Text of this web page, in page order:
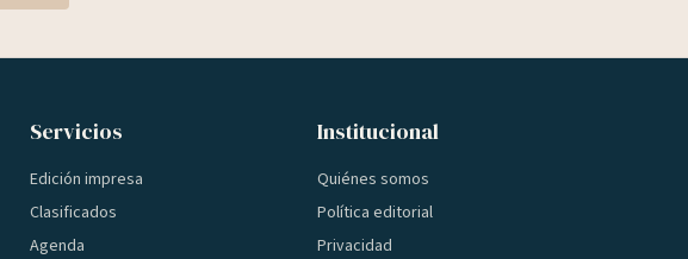
Servicios
Edición impresa
Clasificados
Agenda
Institucional
Quiénes somos
Política editorial
Privacidad